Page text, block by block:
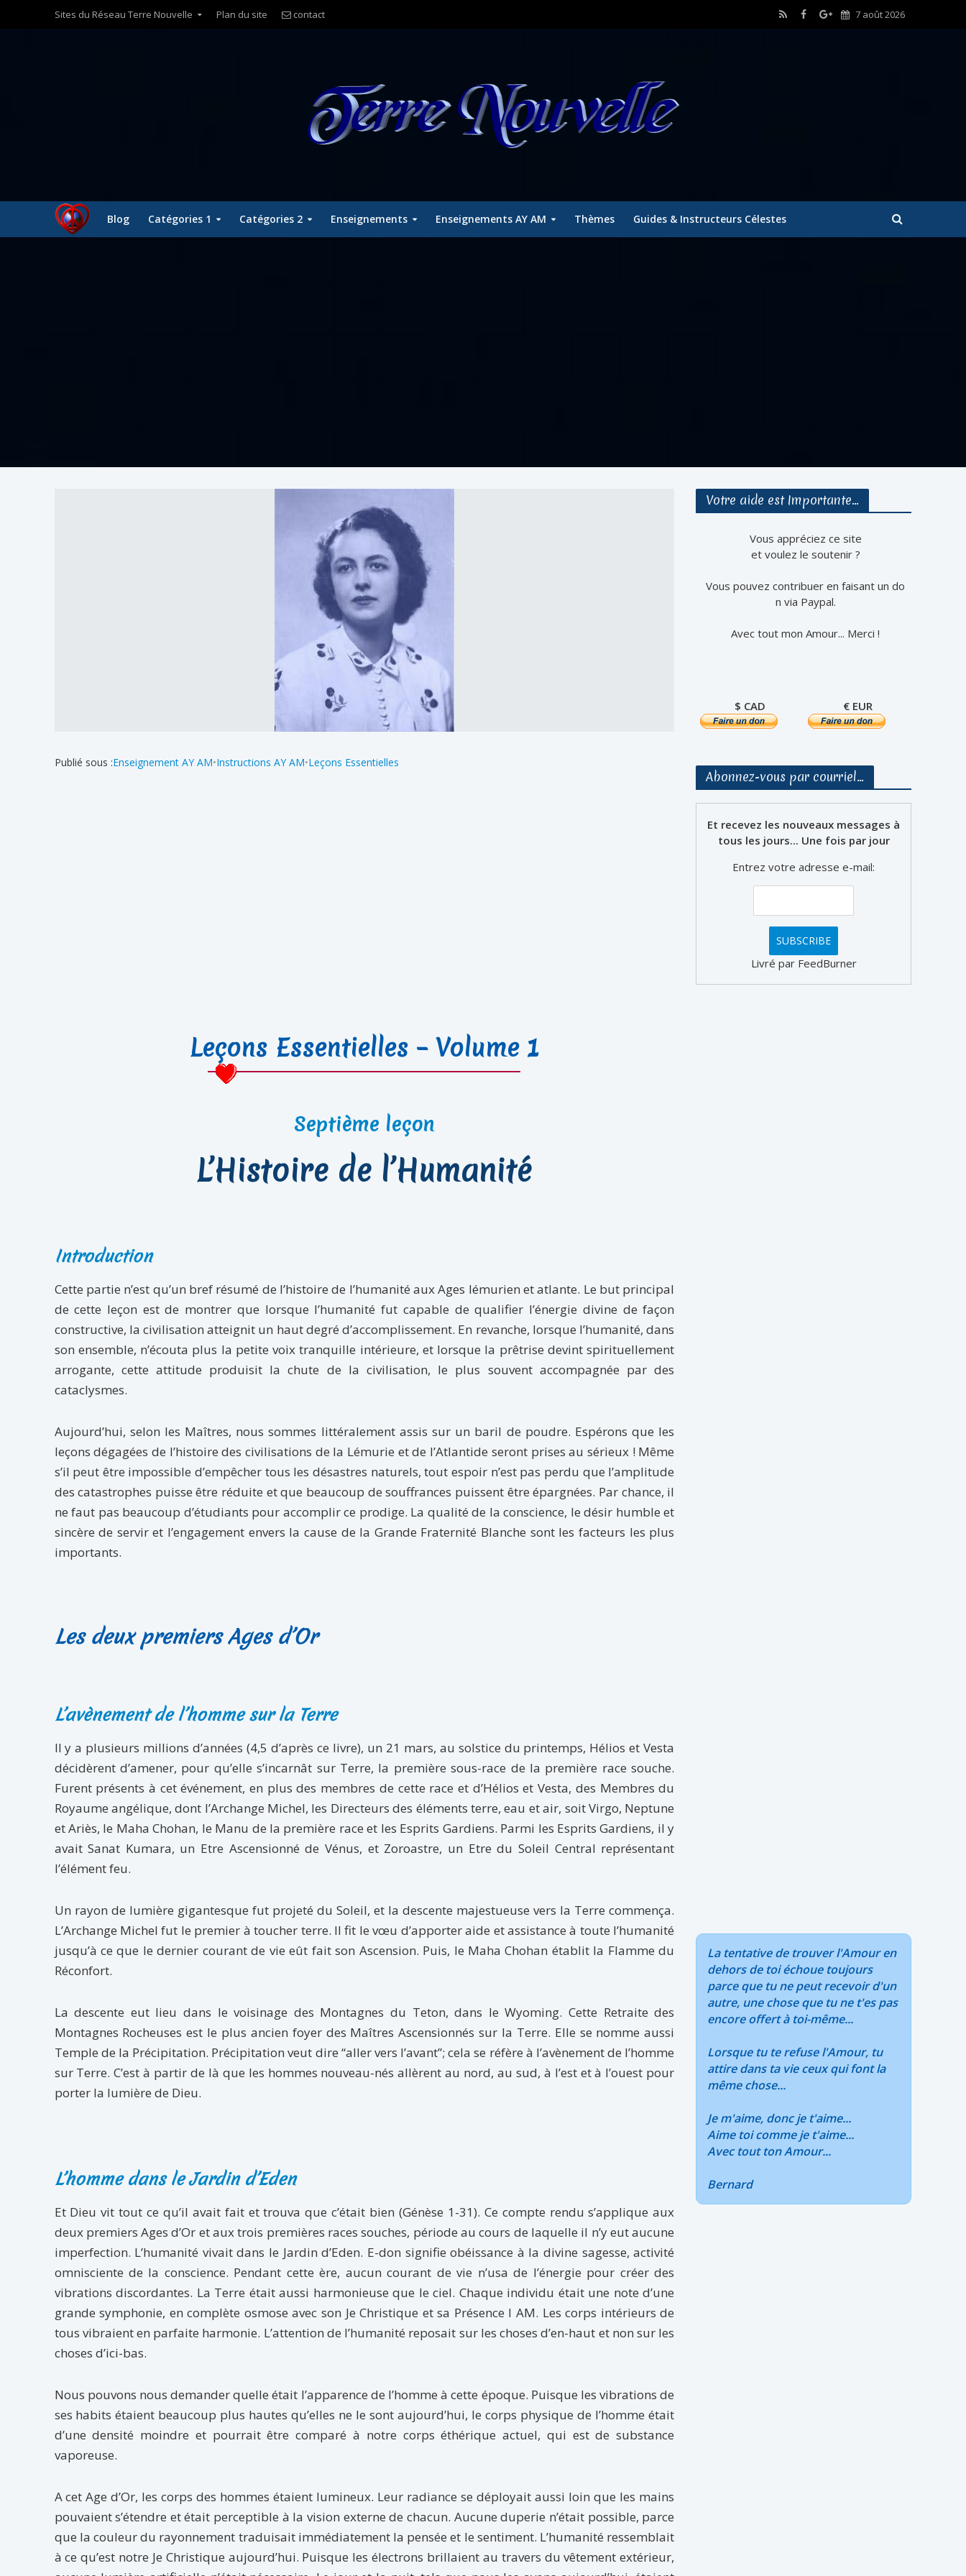
Sites du Réseau Terre Nouvelle Plan du site contact 7 août 2026
Blog Catégories 1 Catégories 2 Enseignements Enseignements AY AM Thèmes Guides & Instructeurs Célestes
Publié sous :Enseignement AY AM•Instructions AY AM•Leçons Essentielles
Leçons Essentielles – Volume 1
Septième leçon
L’Histoire de l’Humanité
Introduction
Cette partie n’est qu’un bref résumé de l’histoire de l’humanité aux Ages lémurien et atlante. Le but principal
de cette leçon est de montrer que lorsque l’humanité fut capable de qualifier l’énergie divine de façon
constructive, la civilisation atteignit un haut degré d’accomplissement. En revanche, lorsque l’humanité, dans
son ensemble, n’écouta plus la petite voix tranquille intérieure, et lorsque la prêtrise devint spirituellement
arrogante, cette attitude produisit la chute de la civilisation, le plus souvent accompagnée par des
cataclysmes.
Aujourd’hui, selon les Maîtres, nous sommes littéralement assis sur un baril de poudre. Espérons que les
leçons dégagées de l’histoire des civilisations de la Lémurie et de l’Atlantide seront prises au sérieux ! Même
s’il peut être impossible d’empêcher tous les désastres naturels, tout espoir n’est pas perdu que l’amplitude
des catastrophes puisse être réduite et que beaucoup de souffrances puissent être épargnées. Par chance, il
ne faut pas beaucoup d’étudiants pour accomplir ce prodige. La qualité de la conscience, le désir humble et
sincère de servir et l’engagement envers la cause de la Grande Fraternité Blanche sont les facteurs les plus
importants.
Les deux premiers Ages d’Or
L’avènement de l’homme sur la Terre
Il y a plusieurs millions d’années (4,5 d’après ce livre), un 21 mars, au solstice du printemps, Hélios et Vesta
décidèrent d’amener, pour qu’elle s’incarnât sur Terre, la première sous-race de la première race souche.
Furent présents à cet événement, en plus des membres de cette race et d’Hélios et Vesta, des Membres du
Royaume angélique, dont l’Archange Michel, les Directeurs des éléments terre, eau et air, soit Virgo, Neptune
et Ariès, le Maha Chohan, le Manu de la première race et les Esprits Gardiens. Parmi les Esprits Gardiens, il y
avait Sanat Kumara, un Etre Ascensionné de Vénus, et Zoroastre, un Etre du Soleil Central représentant
l’élément feu.
Un rayon de lumière gigantesque fut projeté du Soleil, et la descente majestueuse vers la Terre commença.
L’Archange Michel fut le premier à toucher terre. Il fit le vœu d’apporter aide et assistance à toute l’humanité
jusqu’à ce que le dernier courant de vie eût fait son Ascension. Puis, le Maha Chohan établit la Flamme du
Réconfort.
La descente eut lieu dans le voisinage des Montagnes du Teton, dans le Wyoming. Cette Retraite des
Montagnes Rocheuses est le plus ancien foyer des Maîtres Ascensionnés sur la Terre. Elle se nomme aussi
Temple de la Précipitation. Précipitation veut dire “aller vers l’avant”; cela se réfère à l’avènement de l’homme
sur Terre. C’est à partir de là que les hommes nouveau-nés allèrent au nord, au sud, à l’est et à l’ouest pour
porter la lumière de Dieu.
L’homme dans le Jardin d’Eden
Et Dieu vit tout ce qu’il avait fait et trouva que c’était bien (Génèse 1-31). Ce compte rendu s’applique aux
deux premiers Ages d’Or et aux trois premières races souches, période au cours de laquelle il n’y eut aucune
imperfection. L’humanité vivait dans le Jardin d’Eden. E-don signifie obéissance à la divine sagesse, activité
omnisciente de la conscience. Pendant cette ère, aucun courant de vie n’usa de l’énergie pour créer des
vibrations discordantes. La Terre était aussi harmonieuse que le ciel. Chaque individu était une note d’une
grande symphonie, en complète osmose avec son Je Christique et sa Présence I AM. Les corps intérieurs de
tous vibraient en parfaite harmonie. L’attention de l’humanité reposait sur les choses d’en-haut et non sur les
choses d’ici-bas.
Nous pouvons nous demander quelle était l’apparence de l’homme à cette époque. Puisque les vibrations de
ses habits étaient beaucoup plus hautes qu’elles ne le sont aujourd’hui, le corps physique de l’homme était
d’une densité moindre et pourrait être comparé à notre corps éthérique actuel, qui est de substance
vaporeuse.
A cet Age d’Or, les corps des hommes étaient lumineux. Leur radiance se déployait aussi loin que les mains
pouvaient s’étendre et était perceptible à la vision externe de chacun. Aucune duperie n’était possible, parce
que la couleur du rayonnement traduisait immédiatement la pensée et le sentiment. L’humanité ressemblait
à ce qu’est notre Je Christique aujourd’hui. Puisque les électrons brillaient au travers du vêtement extérieur,
Votre aide est Importante…
Vous appréciez ce site
et voulez le soutenir ?
Vous pouvez contribuer en faisant un do
n via Paypal.
Avec tout mon Amour... Merci !
$ CAD € EUR
Abonnez-vous par courriel…
Et recevez les nouveaux messages à
tous les jours... Une fois par jour
Entrez votre adresse e-mail:
Livré par FeedBurner
La tentative de trouver l'Amour en
dehors de toi échoue toujours
parce que tu ne peut recevoir d'un
autre, une chose que tu ne t'es pas
encore offert à toi-même...
Lorsque tu te refuse l'Amour, tu
attire dans ta vie ceux qui font la
même chose...
Je m'aime, donc je t'aime...
Aime toi comme je t'aime...
Avec tout ton Amour...
Bernard